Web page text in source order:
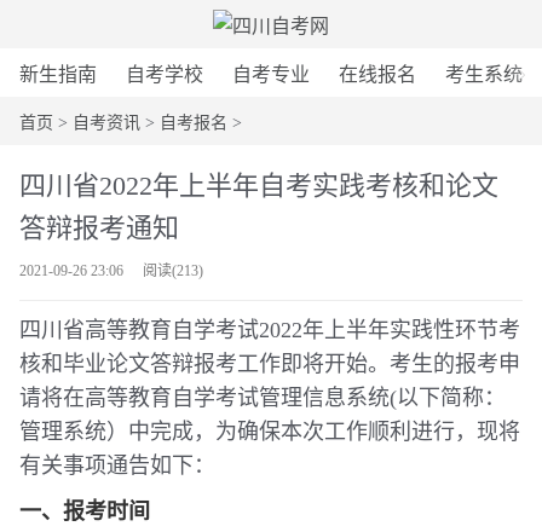
新生指南 自考学校 自考专业 在线报名 考生系统
首页 > 自考资讯 > 自考报名 >
四川省2022年上半年自考实践考核和论文
答辩报考通知
2021-09-26 23:06 阅读(213)
四川省高等教育自学考试2022年上半年实践性环节考
核和毕业论文答辩报考工作即将开始。考生的报考申
请将在高等教育自学考试管理信息系统(以下简称：
管理系统）中完成，为确保本次工作顺利进行，现将
有关事项通告如下：
一、报考时间